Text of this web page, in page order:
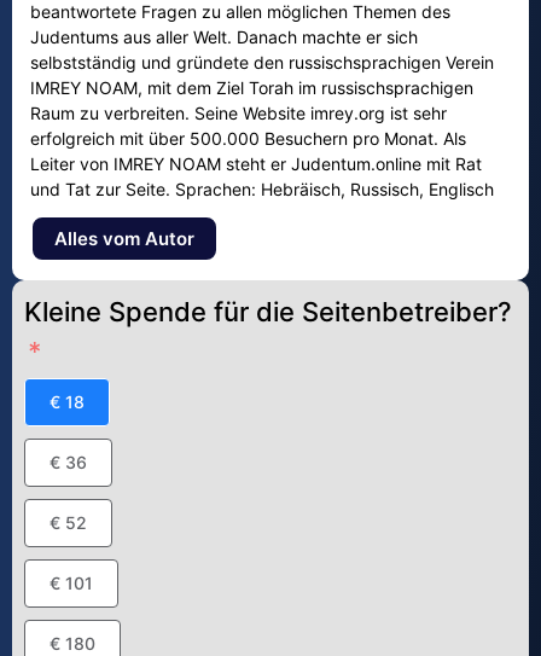
beantwortete Fragen zu allen möglichen Themen des
Judentums aus aller Welt. Danach machte er sich
selbstständig und gründete den russischsprachigen Verein
IMREY NOAM, mit dem Ziel Torah im russischsprachigen
Raum zu verbreiten. Seine Website imrey.org ist sehr
erfolgreich mit über 500.000 Besuchern pro Monat. Als
Leiter von IMREY NOAM steht er Judentum.online mit Rat
und Tat zur Seite. Sprachen: Hebräisch, Russisch, Englisch
Alles vom Autor
Kleine Spende für die Seitenbetreiber?
€ 18
€ 36
€ 52
€ 101
€ 180